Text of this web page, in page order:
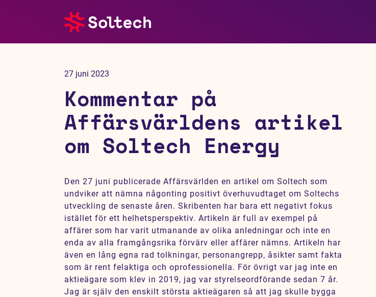
Karriär
Jobb
Kontakt
Tjänster
Referensprojekt
Hållbarhet
27 juni 2023
Kommentar på
Affärsvärldens artikel
om Soltech Energy
Den 27 juni publicerade Affärsvärlden en artikel om Soltech som
undviker att nämna någonting positivt överhuvudtaget om Soltechs
utveckling de senaste åren. Skribenten har bara ett negativt fokus
istället för ett helhetsperspektiv. Artikeln är full av exempel på
affärer som har varit utmanande av olika anledningar och inte en
enda av alla framgångsrika förvärv eller affärer nämns. Artikeln har
även en lång egna rad tolkningar, personangrepp, åsikter samt fakta
som är rent felaktiga och oprofessionella. För övrigt var jag inte en
aktieägare som klev in 2019, jag var styrelseordförande sedan 7 år.
Jag är själv den enskilt största aktieägaren så att jag skulle bygga